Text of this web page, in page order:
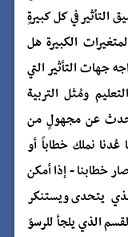
التأثير في كل كبيرةٍ
الكبيرة هل
جهات التأثير التي
ومُثل التربية
عن مجهولٍ من
عُدنا نملك خطاباً أو
خطابنا - إذا أمكن
يتحدى ويستنكر
الذي يلجأ للرسوّ